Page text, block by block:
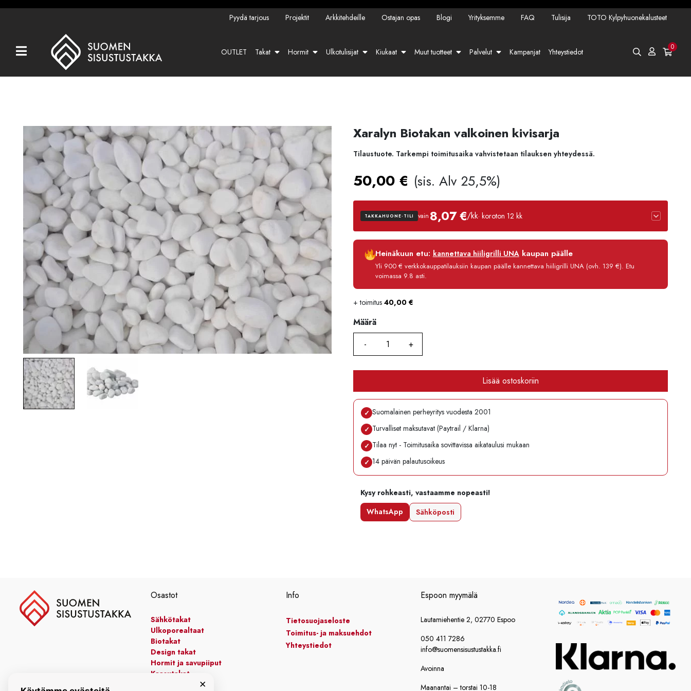
Kaikki tuotteet
Takat
Hormit
Ulkotulisijat
Kiukaat
Muut tuotteet
Palvelut
Kampanjat
Yhteystiedot
Pyydä tarjous
Projektit
Arkkitehdeille
Ostajan opas
Blogi
Pyydä tarjous Projektit Arkkitehdeille Ostajan opas Blogi Yrityksemme FAQ Tulisija TOTO Kylpyhuonekalusteet
OUTLET Takat Hormit Ulkotulisijat Kiukaat Muut tuotteet Palvelut Kampanjat Yhteystiedot 0
Xaralyn Biotakan valkoinen kivisarja
Tilaustuote. Tarkempi toimitusaika vahvistetaan tilauksen yhteydessä.
50,00 € (sis. Alv 25,5%)
TAKKAHUONE-TILI vain 8,07 €/kk· koroton 12 kk
Luottoaika
Korko
Käsittelymaksu
Heinäkuun etu: kannettava hiiligrilli UNAkaupan päälle
Yli 900 € verkkokauppatilauksiin kaupan päälle kannettava hiiligrilli UNA (ovh. 139 €). Etu
voimassa 9.8 asti.
+ toimitus 40,00 €
Määrä
Määrä
Lisää ostoskoriin
✓ Suomalainen perheyritys vuodesta 2001
✓ Turvalliset maksutavat (Paytrail / Klarna)
✓ Tilaa nyt - Toimitusaika sovittavissa aikataulusi mukaan
✓ 14 päivän palautusoikeus
Kysy rohkeasti, vastaamme nopeasti!
WhatsApp
Sähköposti
Osastot
Sähkötakat
Ulkoporealtaat
Biotakat
Design takat
Hormit ja savupiiput
Kaasutakat
Kiertoilmatakat
Info
Tietosuojaseloste
Toimitus- ja maksuehdot
Yhteystiedot
Espoon myymälä
Lautamiehentie 2, 02770 Espoo
050 411 7286
info@suomensisustustakka.fi
Avoinna
Maanantai – torstai 10-18
×